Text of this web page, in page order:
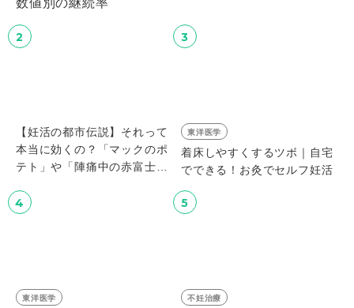
数値別の継続率
2
【妊活の都市伝説】それって
本当に効くの？「マックのポ
テト」や「陣痛中の赤富士」
ジンクス、徹底解説！
3
東洋医学
着床しやすくするツボ｜自宅
でできる！お灸でセルフ妊活
4
東洋医学
5
不妊治療